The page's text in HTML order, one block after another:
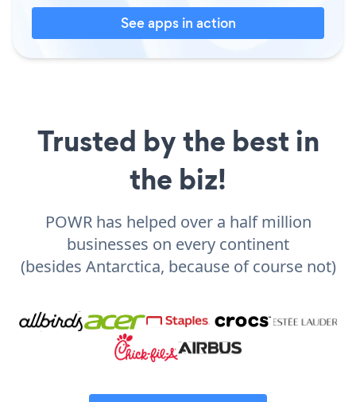
See apps in action
Trusted by the best in
the biz!
POWR has helped over a half million
businesses on every continent
(besides Antarctica, because of course not)